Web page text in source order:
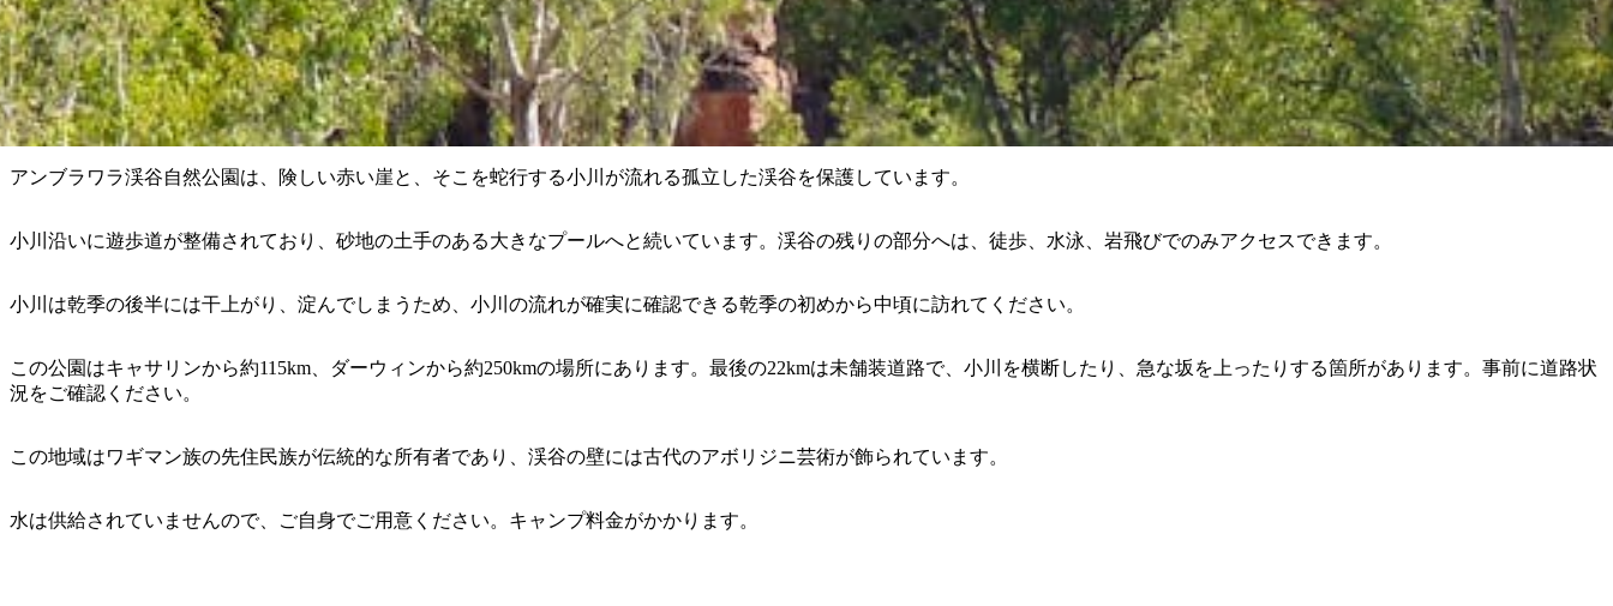
アンブラワラ渓谷自然公園は、険しい赤い崖と、そこを蛇行する小川が流れる孤立した渓谷を保護しています。
小川沿いに遊歩道が整備されており、砂地の土手のある大きなプールへと続いています。渓谷の残りの部分へは、徒歩、水泳、岩飛びでのみアクセスできます。
小川は乾季の後半には干上がり、淀んでしまうため、小川の流れが確実に確認できる乾季の初めから中頃に訪れてください。
この公園はキャサリンから約115km、ダーウィンから約250kmの場所にあります。最後の22kmは未舗装道路で、小川を横断したり、急な坂を上ったりする箇所があります。事前に道路状
況をご確認ください。
この地域はワギマン族の先住民族が伝統的な所有者であり、渓谷の壁には古代のアボリジニ芸術が飾られています。
水は供給されていませんので、ご自身でご用意ください。キャンプ料金がかかります。